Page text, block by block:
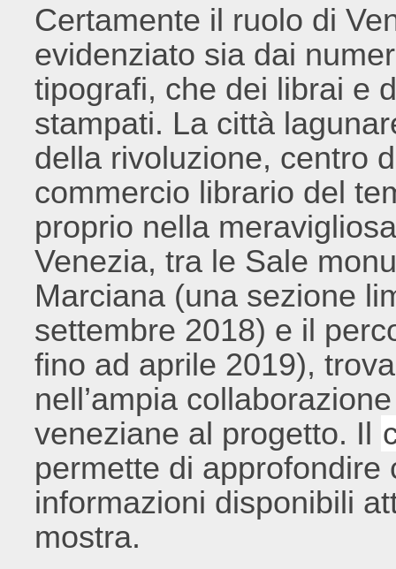
Certamente il ruolo di
evidenziato sia dai
tipografi, che dei librai e
stampati. La città
della rivoluzione, centro
commercio librario del
proprio nella
Venezia, tra le Sale
Marciana (una sezione
settembre 2018) e il
fino ad aprile 2019),
nell’ampia
veneziane al progetto. Il
permette di approfondire
informazioni disponibili
mostra.